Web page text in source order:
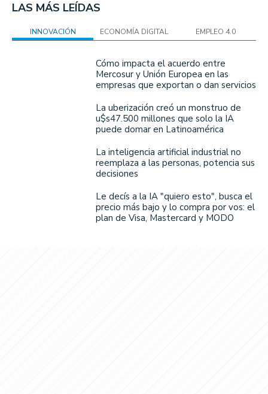
LAS MÁS LEÍDAS
INNOVACIÓN ECONOMÍA DIGITAL EMPLEO 4.0
Cómo impacta el acuerdo entre
Mercosur y Unión Europea en las
empresas que exportan o dan servicios
La uberización creó un monstruo de
u$s47.500 millones que solo la IA
puede domar en Latinoamérica
La inteligencia artificial industrial no
reemplaza a las personas, potencia sus
decisiones
Le decís a la IA "quiero esto", busca el
precio más bajo y lo compra por vos: el
plan de Visa, Mastercard y MODO